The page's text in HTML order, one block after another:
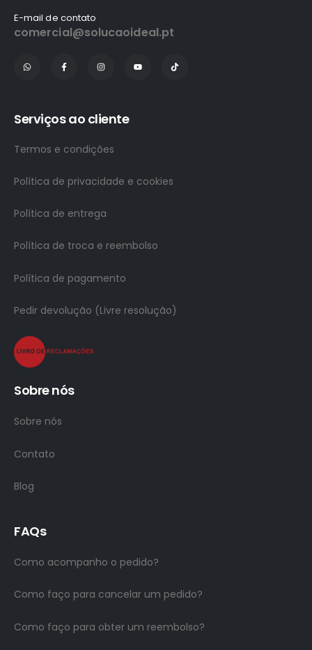
E-mail de contato
comercial@solucaoideal.pt
Serviços ao cliente
Termos e condições
Política de privacidade e cookies
Política de entrega
Política de troca e reembolso
Política de pagamento
Pedir devolução (Livre resolução)
Sobre nós
Sobre nós
Contato
Blog
FAQs
Como acompanho o pedido?
Como faço para cancelar um pedido?
Como faço para obter um reembolso?